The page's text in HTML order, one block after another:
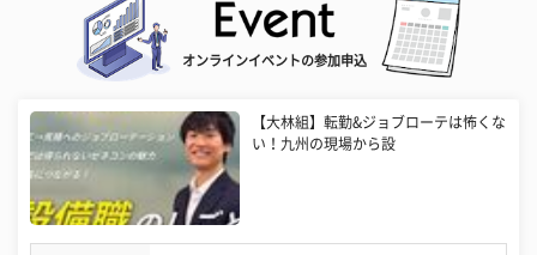
オンラインイベントの参加申込
【大林組】転勤&ジョブローテは怖くな
い！九州の現場から設